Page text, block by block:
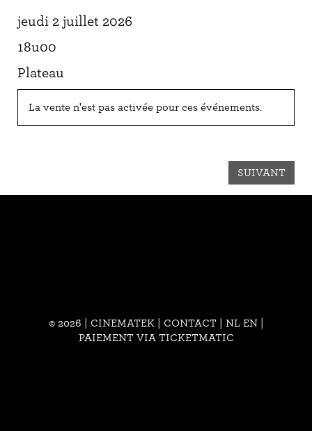
jeudi 2 juillet 2026
18u00
Plateau
La vente n'est pas activée pour ces événements.
SUIVANT
© 2026 | CINEMATEK | CONTACT| NL EN
PAIEMENT VIA TICKETMATIC